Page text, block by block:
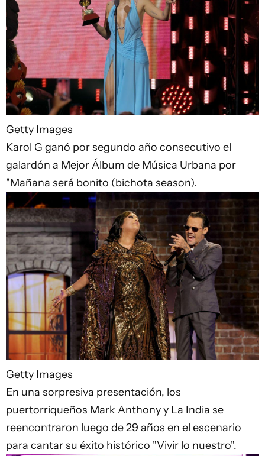
Getty Images
Karol G ganó por segundo año consecutivo el
galardón a Mejor Álbum de Música Urbana por
"Mañana será bonito (bichota season).
Getty Images
En una sorpresiva presentación, los
puertorriqueños Mark Anthony y La India se
reencontraron luego de 29 años en el escenario
para cantar su éxito histórico "Vivir lo nuestro".